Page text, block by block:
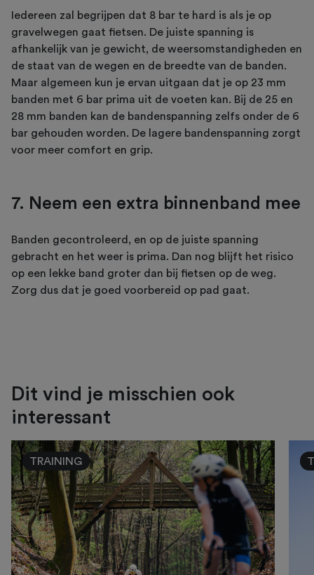
Iedereen zal begrijpen dat 8 bar te hard is als je op
gravelwegen gaat fietsen. De juiste spanning is
afhankelijk van je gewicht, de weersomstandigheden en
de staat van de wegen en de breedte van de banden.
Maar algemeen kun je ervan uitgaan dat je op 23 mm
banden met 6 bar prima uit de voeten kan. Bij de 25 en
28 mm banden kan de bandenspanning zelfs onder de 6
bar gehouden worden. De lagere bandenspanning zorgt
voor meer comfort en grip.
7. Neem een extra binnenband mee
Banden gecontroleerd, en op de juiste spanning
gebracht en het weer is prima. Dan nog blijft het risico
op een lekke band groter dan bij fietsen op de weg.
Zorg dus dat je goed voorbereid op pad gaat.
Dit vind je misschien ook
interessant
TRAINING